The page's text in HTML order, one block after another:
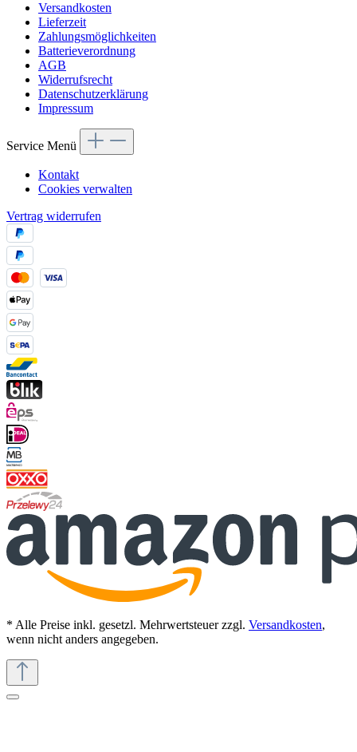
Versandkosten
Lieferzeit
Zahlungsmöglichkeiten
Batterieverordnung
AGB
Widerrufsrecht
Datenschutzerklärung
Impressum
Service Menü
Kontakt
Cookies verwalten
Vertrag widerrufen
* Alle Preise inkl. gesetzl. Mehrwertsteuer zzgl. Versandkosten,
wenn nicht anders angegeben.